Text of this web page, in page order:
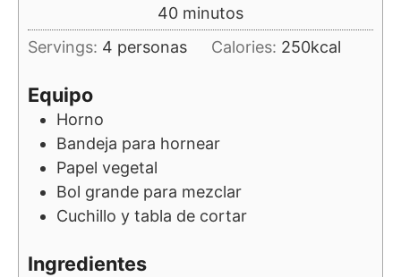
40minutos
minutos
Servings: 4 personas Calories: 250kcal
Equipo
Horno
Bandeja para hornear
Papel vegetal
Bol grande para mezclar
Cuchillo y tabla de cortar
Ingredientes